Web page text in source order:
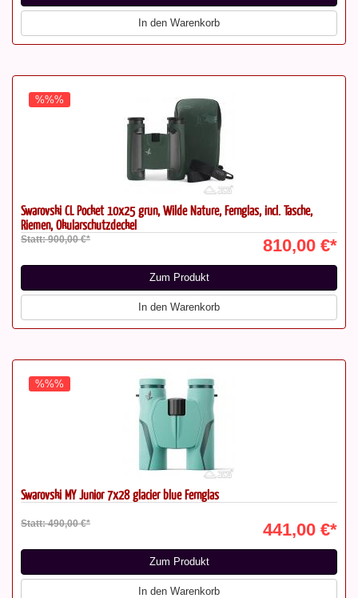
In den Warenkorb
%%%
Swarovski CL Pocket 10x25 grün, Wilde Nature, Fernglas, incl. Tasche,
Riemen, Okularschutzdeckel
Statt: 900,00 €* 810,00 €*
Zum Produkt
In den Warenkorb
%%%
Swarovski MY Junior 7x28 glacier blue Fernglas
Statt: 490,00 €* 441,00 €*
Zum Produkt
In den Warenkorb